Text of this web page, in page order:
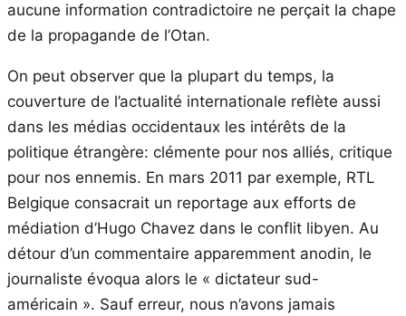
aucune information contradictoire ne perçait la chape
de la propagande de l’Otan.
On peut observer que la plupart du temps, la
couverture de l’actualité internationale reflète aussi
dans les médias occidentaux les intérêts de la
politique étrangère: clémente pour nos alliés, critique
pour nos ennemis. En mars 2011 par exemple, RTL
Belgique consacrait un reportage aux efforts de
médiation d’Hugo Chavez dans le conflit libyen. Au
détour d’un commentaire apparemment anodin, le
journaliste évoqua alors le « dictateur sud-
américain ». Sauf erreur, nous n’avons jamais